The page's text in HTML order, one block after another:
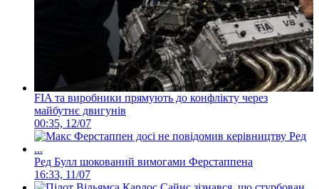
FIA та виробники прямують до конфлікту через
майбутнє двигунів
00:35, 12/07
Ред Булл шокований вимогами Ферстаппена
16:33, 11/07